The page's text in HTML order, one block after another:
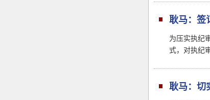
耿马：签
为压实执纪
式，对执纪
耿马：切